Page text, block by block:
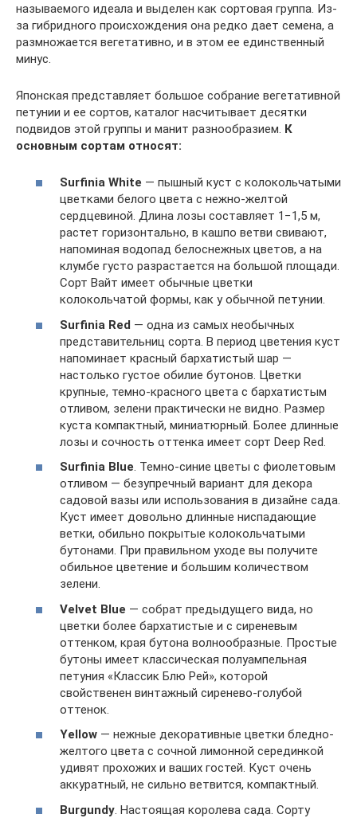
называемого идеала и выделен как сортовая группа. Из-
за гибридного происхождения она редко дает семена, а
размножается вегетативно, и в этом ее единственный
минус.
Японская представляет большое собрание вегетативной
петунии и ее сортов, каталог насчитывает десятки
подвидов этой группы и манит разнообразием. К
основным сортам относят:
Surfinia White — пышный куст с колокольчатыми
цветками белого цвета с нежно-желтой
сердцевиной. Длина лозы составляет 1−1,5 м,
растет горизонтально, в кашпо ветви свивают,
напоминая водопад белоснежных цветов, а на
клумбе густо разрастается на большой площади.
Сорт Вайт имеет обычные цветки
колокольчатой формы, как у обычной петунии.
Surfinia Red — одна из самых необычных
представительниц сорта. В период цветения куст
напоминает красный бархатистый шар —
настолько густое обилие бутонов. Цветки
крупные, темно-красного цвета с бархатистым
отливом, зелени практически не видно. Размер
куста компактный, миниатюрный. Более длинные
лозы и сочность оттенка имеет сорт Deep Red.
Surfinia Blue. Темно-синие цветы с фиолетовым
отливом — безупречный вариант для декора
садовой вазы или использования в дизайне сада.
Куст имеет довольно длинные ниспадающие
ветки, обильно покрытые колокольчатыми
бутонами. При правильном уходе вы получите
обильное цветение и большим количеством
зелени.
Velvet Blue — собрат предыдущего вида, но
цветки более бархатистые и с сиреневым
оттенком, края бутона волнообразные. Простые
бутоны имеет классическая полуампельная
петуния «Классик Блю Рей», которой
свойственен винтажный сиренево-голубой
оттенок.
Yellow — нежные декоративные цветки бледно-
желтого цвета с сочной лимонной серединкой
удивят прохожих и ваших гостей. Куст очень
аккуратный, не сильно ветвится, компактный.
Burgundy . Настоящая королева сада. Сорту